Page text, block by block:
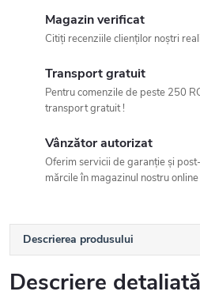
Magazin verificat
Citiți recenziile clienților noștri
Transport gratuit
Pentru comenzile de peste 250
transport gratuit !
Vânzător autorizat
Oferim servicii de garanție și
mărcile în magazinul nostru online
Descrierea produsului
Descriere